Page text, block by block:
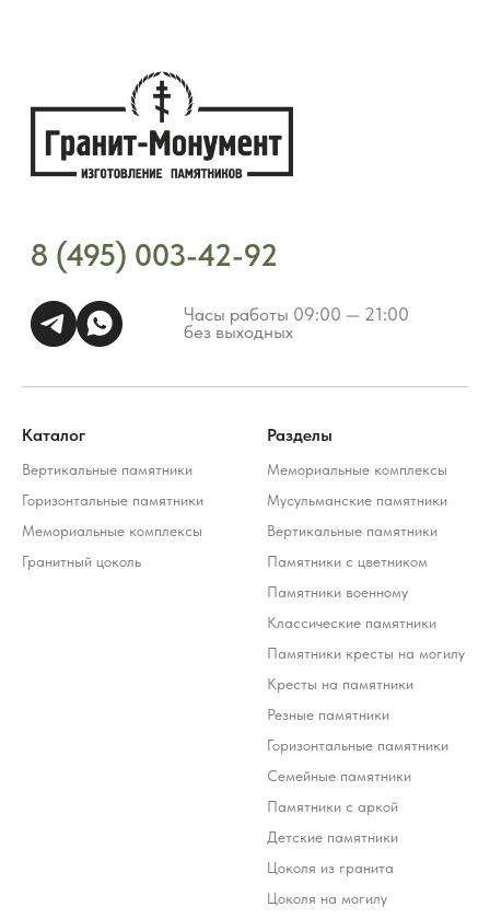
Каталог
Вертикальные памятники
Горизонтальные памятники
Мемориальные комплексы
Гранитный цоколь
Разделы
Мемориальные комплексы
Мусульманские памятники
Вертикальные памятники
Памятники с цветником
Памятники военному
Классические памятники
Памятники кресты на могилу
Кресты на памятники
Резные памятники
Горизонтальные памятники
Семейные памятники
Памятники с аркой
Детские памятники
Цоколя из гранита
Цоколя на могилу